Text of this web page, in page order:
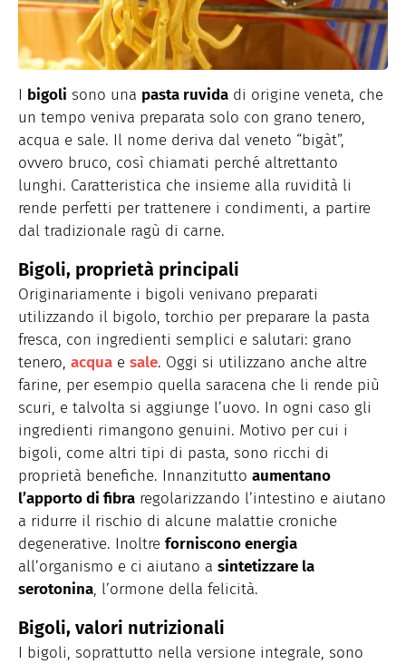
I bigoli sono una pasta ruvida di origine veneta, che
un tempo veniva preparata solo con grano tenero,
acqua e sale. Il nome deriva dal veneto “bigàt”,
ovvero bruco, così chiamati perché altrettanto
lunghi. Caratteristica che insieme alla ruvidità li
rende perfetti per trattenere i condimenti, a partire
dal tradizionale ragù di carne.
Bigoli, proprietà principali
Originariamente i bigoli venivano preparati
utilizzando il bigolo, torchio per preparare la pasta
fresca, con ingredienti semplici e salutari: grano
tenero, acqua e sale. Oggi si utilizzano anche altre
farine, per esempio quella saracena che li rende più
scuri, e talvolta si aggiunge l’uovo. In ogni caso gli
ingredienti rimangono genuini. Motivo per cui i
bigoli, come altri tipi di pasta, sono ricchi di
proprietà benefiche. Innanzitutto aumentano
l’apporto di fibra regolarizzando l’intestino e aiutano
a ridurre il rischio di alcune malattie croniche
degenerative. Inoltre forniscono energia
all’organismo e ci aiutano a sintetizzare la
serotonina, l’ormone della felicità.
Bigoli, valori nutrizionali
I bigoli, soprattutto nella versione integrale, sono